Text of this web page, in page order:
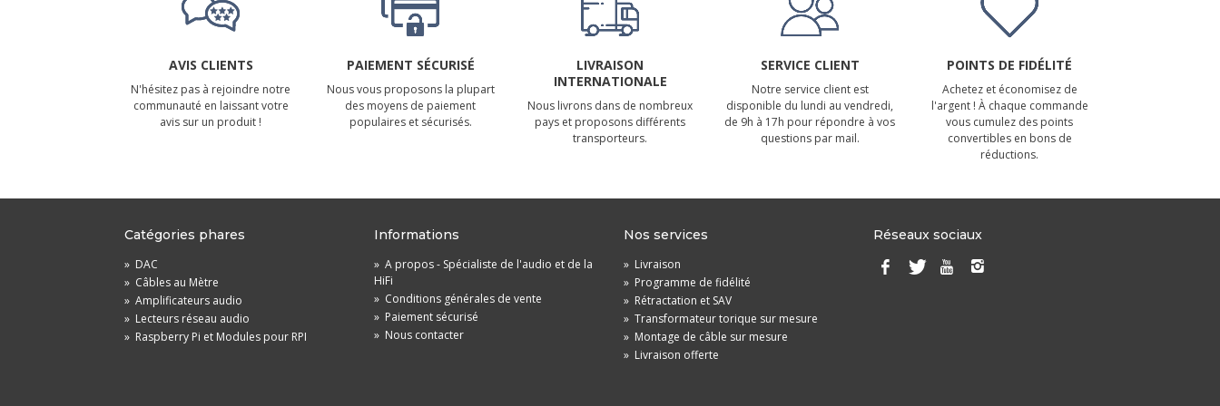
AVIS CLIENTS
N'hésitez pas à rejoindre notre
communauté en laissant votre
avis sur un produit !
PAIEMENT SÉCURISÉ
Nous vous proposons la plupart
des moyens de paiement
populaires et sécurisés.
LIVRAISON
INTERNATIONALE
Nous livrons dans de nombreux
pays et proposons différents
transporteurs.
SERVICE CLIENT
Notre service client est
disponible du lundi au vendredi,
de 9h à 17h pour répondre à vos
questions par mail.
POINTS DE FIDÉLITÉ
Achetez et économisez de
l'argent ! À chaque commande
vous cumulez des points
convertibles en bons de
réductions.
Catégories phares
» DAC
» Câbles au Mètre
» Amplificateurs audio
» Lecteurs réseau audio
» Raspberry Pi et Modules pour RPI
Informations
» A propos - Spécialiste de l'audio et de la
HiFi
» Conditions générales de vente
» Paiement sécurisé
» Nous contacter
Nos services
» Livraison
» Programme de fidélité
» Rétractation et SAV
» Transformateur torique sur mesure
» Montage de câble sur mesure
» Livraison offerte
Réseaux sociaux